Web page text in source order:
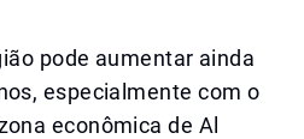
pode aumentar ainda
especialmente com o
econômica de Al